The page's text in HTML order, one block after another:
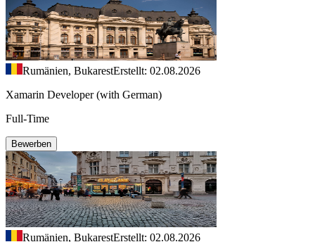
Rumänien, BukarestErstellt: 02.08.2026
Xamarin Developer (with German)
Full-Time
Bewerben
Rumänien, BukarestErstellt: 02.08.2026